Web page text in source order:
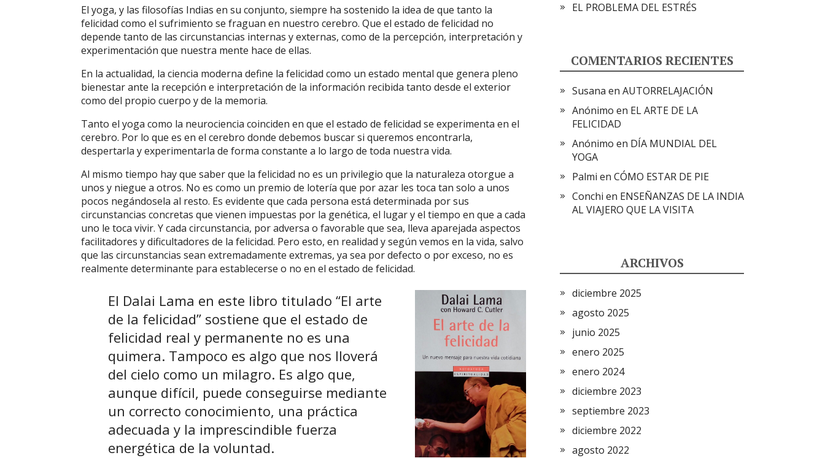
El yoga, y las filosofías Indias en su conjunto, siempre ha sostenido la idea de que tanto la
felicidad como el sufrimiento se fraguan en nuestro cerebro. Que el estado de felicidad no
depende tanto de las circunstancias internas y externas, como de la percepción, interpretación y
experimentación que nuestra mente hace de ellas.
En la actualidad, la ciencia moderna define la felicidad como un estado mental que genera pleno
bienestar ante la recepción e interpretación de la información recibida tanto desde el exterior
como del propio cuerpo y de la memoria.
Tanto el yoga como la neurociencia coinciden en que el estado de felicidad se experimenta en el
cerebro. Por lo que es en el cerebro donde debemos buscar si queremos encontrarla,
despertarla y experimentarla de forma constante a lo largo de toda nuestra vida.
Al mismo tiempo hay que saber que la felicidad no es un privilegio que la naturaleza otorgue a
unos y niegue a otros. No es como un premio de lotería que por azar les toca tan solo a unos
pocos negándosela al resto. Es evidente que cada persona está determinada por sus
circunstancias concretas que vienen impuestas por la genética, el lugar y el tiempo en que a cada
uno le toca vivir. Y cada circunstancia, por adversa o favorable que sea, lleva aparejada aspectos
facilitadores y dificultadores de la felicidad. Pero esto, en realidad y según vemos en la vida, salvo
que las circunstancias sean extremadamente extremas, ya sea por defecto o por exceso, no es
realmente determinante para establecerse o no en el estado de felicidad.
El Dalai Lama en este libro titulado “El arte
de la felicidad” sostiene que el estado de
felicidad real y permanente no es una
quimera. Tampoco es algo que nos lloverá
del cielo como un milagro. Es algo que,
aunque difícil, puede conseguirse mediante
un correcto conocimiento, una práctica
adecuada y la imprescindible fuerza
energética de la voluntad.
EL PROBLEMA DEL ESTRÉS
COMENTARIOS RECIENTES
Susana en AUTORRELAJACIÓN
Anónimo en EL ARTE DE LA
FELICIDAD
Anónimo en DÍA MUNDIAL DEL
YOGA
Palmi en CÓMO ESTAR DE PIE
Conchi en ENSEÑANZAS DE LA INDIA
AL VIAJERO QUE LA VISITA
ARCHIVOS
diciembre 2025
agosto 2025
junio 2025
enero 2025
enero 2024
diciembre 2023
septiembre 2023
diciembre 2022
agosto 2022